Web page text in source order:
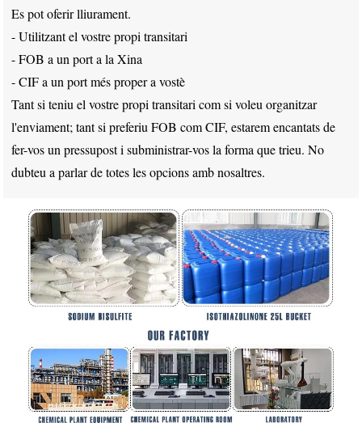
Es pot oferir lliurament.
- Utilitzant el vostre propi transitari
- FOB a un port a la Xina
- CIF a un port més proper a vostè
Tant si teniu el vostre propi transitari com si voleu organitzar
l'enviament; tant si preferiu FOB com CIF, estarem encantats de
fer-vos un pressupost i subministrar-vos la forma que trieu. No
dubteu a parlar de totes les opcions amb nosaltres.